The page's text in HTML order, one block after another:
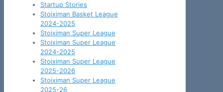
Startup Stories
Stoiximan Basket League
2024-2025
Stoiximan Super League
Stoiximan Super League
2024-2025
Stoiximan Super League
2025-2026
Stoiximan Super League
2025-26